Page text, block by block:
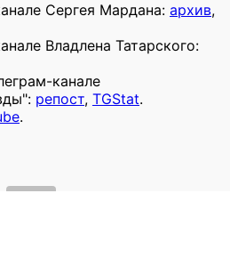
Сергея Мардана: архив,
Владлена Татарского:
канале
репост, TGStat.
.